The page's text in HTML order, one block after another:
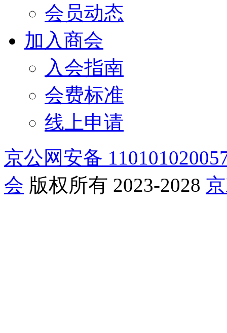
会员动态
加入商会
入会指南
会费标准
线上申请
京公网安备
会 版权所有 2023-2028